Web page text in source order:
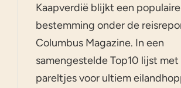
Kaapverdië blijkt een populaire
bestemming onder de
Columbus Magazine. In een
samengestelde Top10 lijst met
pareltjes voor ultiem